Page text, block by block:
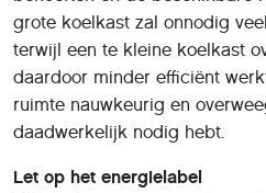
grote koelkast zal onnodig
terwijl een te kleine koelkast
daardoor minder efficiënt
ruimte nauwkeurig en
daadwerkelijk nodig hebt.
Let op het energielabel